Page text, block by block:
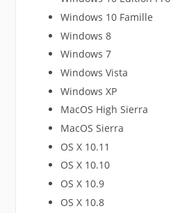
Windows 10 Famille
Windows 8
Windows 7
Windows Vista
Windows XP
MacOS High Sierra
MacOS Sierra
OS X 10.11
OS X 10.10
OS X 10.9
OS X 10.8